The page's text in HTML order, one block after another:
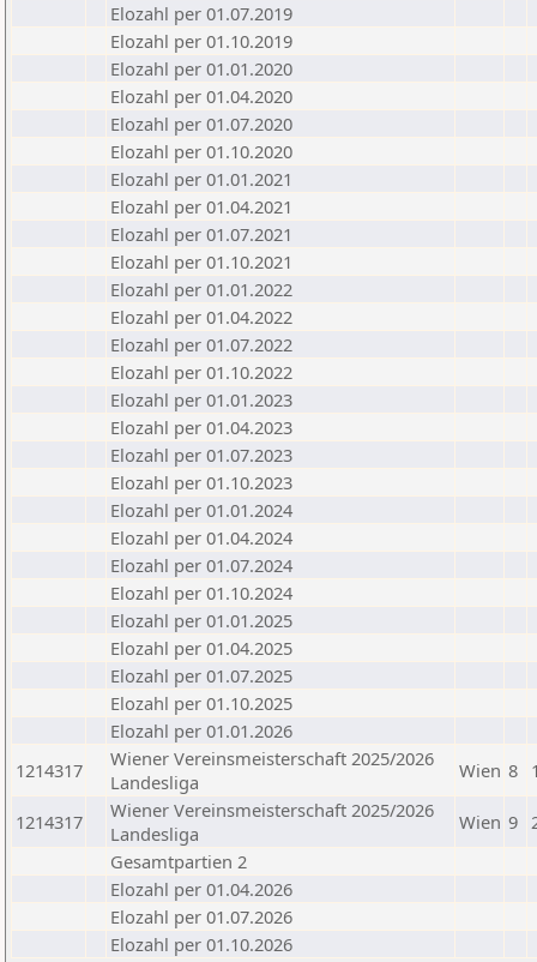
Elozahl per 01.07.2019
Elozahl per 01.10.2019
Elozahl per 01.01.2020
Elozahl per 01.04.2020
Elozahl per 01.07.2020
Elozahl per 01.10.2020
Elozahl per 01.01.2021
Elozahl per 01.04.2021
Elozahl per 01.07.2021
Elozahl per 01.10.2021
Elozahl per 01.01.2022
Elozahl per 01.04.2022
Elozahl per 01.07.2022
Elozahl per 01.10.2022
Elozahl per 01.01.2023
Elozahl per 01.04.2023
Elozahl per 01.07.2023
Elozahl per 01.10.2023
Elozahl per 01.01.2024
Elozahl per 01.04.2024
Elozahl per 01.07.2024
Elozahl per 01.10.2024
Elozahl per 01.01.2025
Elozahl per 01.04.2025
Elozahl per 01.07.2025
Elozahl per 01.10.2025
Elozahl per 01.01.2026
1214317
Wiener Vereinsmeisterschaft 2025/2026
Landesliga
Wien 8
1214317
Wiener Vereinsmeisterschaft 2025/2026
Landesliga
Wien 9
Gesamtpartien 2
Elozahl per 01.04.2026
Elozahl per 01.07.2026
Elozahl per 01.10.2026